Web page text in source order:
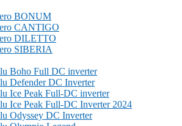
BONUM
CANTIGO
DILETTO
SIBERIA
Boho Full DC inverter
Defender DC Inverter
Ice Peak Full-DC inverter
Ice Peak Full-DC Inverter 2024
Odyssey DС Inverter